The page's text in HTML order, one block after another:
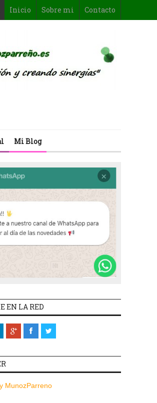
Inicio Sobre mi Contacto
Mi Blog
EN LA RED
MunozParreno